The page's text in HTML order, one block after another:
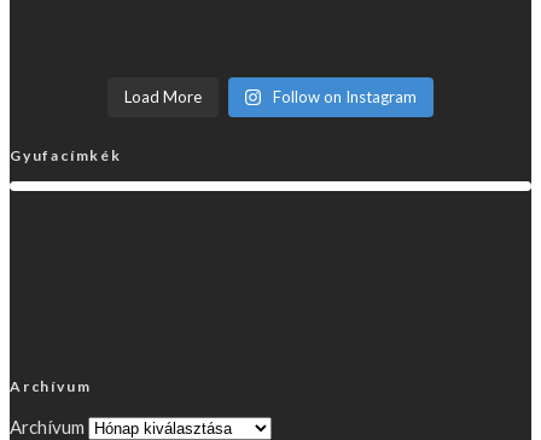
Load More Follow on Instagram
Gyufacímkék
Archívum
Archívum